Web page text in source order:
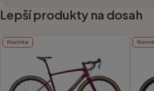
Lepší produkty na dosah
Novinka